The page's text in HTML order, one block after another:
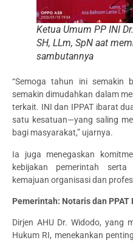
Ketua Umum PP INI
SH, LLm, SpN aat
sambutannya
“Semoga tahun ini semakin
semakin dimudahkan dalam
terkait. INI dan IPPAT ibarat
satu kesatuan—yang saling
bagi masyarakat,” ujarnya.
Ia juga menegaskan
kebijakan pemerintah
kemajuan organisasi dan
Pemerintah: Notaris dan
Dirjen AHU Dr. Widodo, yang
Hukum RI, menekankan